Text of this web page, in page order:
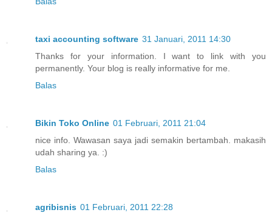
taxi accounting software 31 Januari, 2011 14:30
Thanks for your information. I want to link with you
permanently. Your blog is really informative for me.
Balas
Bikin Toko Online 01 Februari, 2011 21:04
nice info. Wawasan saya jadi semakin bertambah. makasih
udah sharing ya. :)
Balas
agribisnis 01 Februari, 2011 22:28